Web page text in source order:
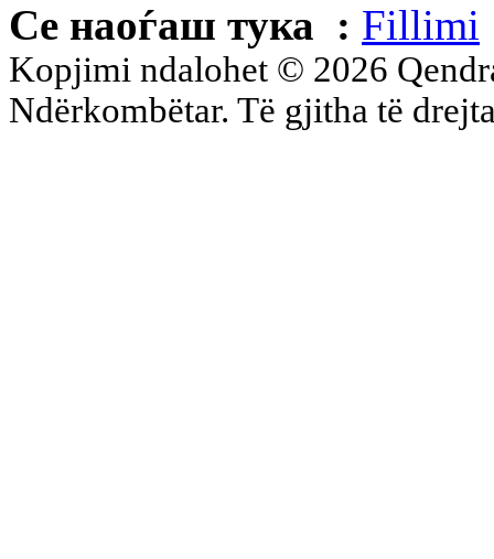
Се наоѓаш тука : Fillimi
Kopjimi ndalohet © 2026
Ndërkombëtar. Të gjitha të